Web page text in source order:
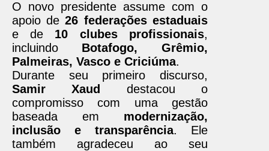
O novo presidente assume com o
apoio de26 federações estaduais
e de 10 clubes profissionais,
incluindo Botafogo, Grêmio,
Palmeiras, Vasco e Criciúma.
Durante seu primeiro discurso,
Samir Xaud
destacou o
compromisso com uma gestão
baseada em modernização,
inclusão e transparência. Ele
também agradeceu ao seu